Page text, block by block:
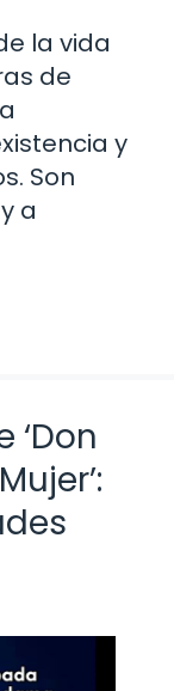
la vida
de
y
Son
a
‘Don